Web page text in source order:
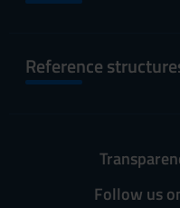
Reference
Follow us